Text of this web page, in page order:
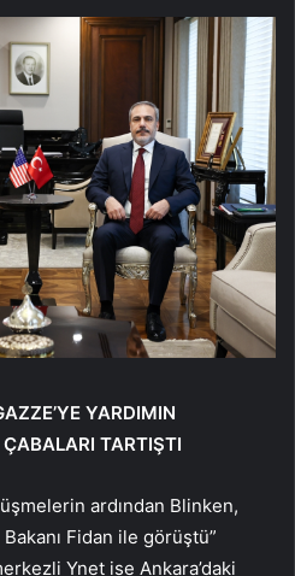
YARDIMIN
TARTIŞTI
ardından Blinken,
Fidan ile görüştü”
Ynet ise Ankara’daki